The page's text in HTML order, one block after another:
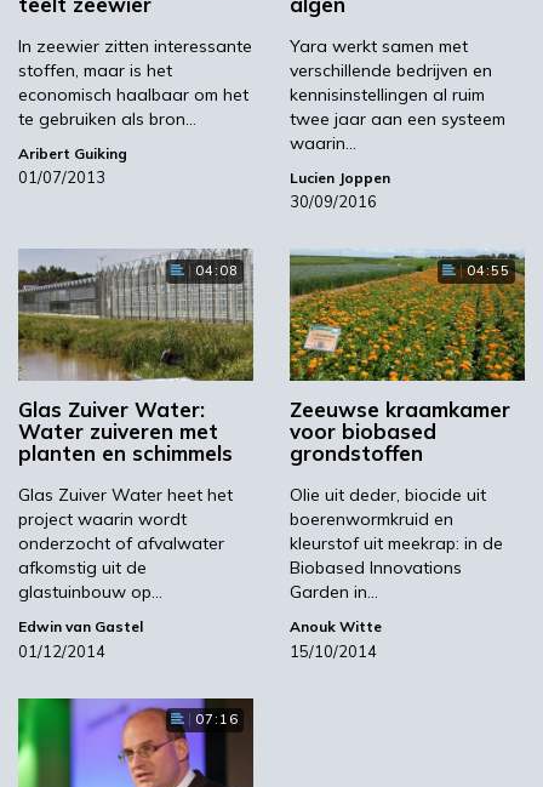
Is het rendabel om die te laten zitten, of moet
je ze juist isoleren en verkopen aan andere
partijen?’
Rode kleur terug
Een belangrijk voordeel van zeewier als
grondstof is dat het niet concurreert met
landbouwgewassen. Maar voordat je wieren
kunt gebruiken, moet je ze kunnen produceren,
is de overtuiging van mede-onderzoeker Jorik
Creemers. Op HZ begeleidt Creemers
onderzoek in opdracht van Seaweed Harvest
Holland naar de reproductie, teelt en oogst
van roodwieren. Roodwieren zijn o.a. een
belangrijke bron van het ingrediënt agar agar,
dat wordt gebruikt als bindmiddel in voedsel.
‘In het SEA Lab van HZ hebben we de wieren
gereproduceerd en in juni zijn deze geplaatst
in de Oosterschelde. Uit de eerste monitoring
was het pigment in de wieren verdwenen,
maar in de natuurlijke omgeving komt de rode
kleur weer terug.’ Interesse in de
In zeewier zitten interessante
stoffen, maar is het
economisch haalbaar om het
te gebruiken als bron…
Aribert Guiking
01/07/2013
Yara werkt samen met
verschillende bedrijven en
kennisinstellingen al ruim
twee jaar aan een systeem
waarin…
Lucien Joppen
30/09/2016
04:08
Glas Zuiver Water:
Water zuiveren met
planten en schimmels
Glas Zuiver Water heet het
project waarin wordt
onderzocht of afvalwater
afkomstig uit de
glastuinbouw op…
Edwin van Gastel
01/12/2014
04:55
Zeeuwse kraamkamer
voor biobased
grondstoffen
Olie uit deder, biocide uit
boerenwormkruid en
kleurstof uit meekrap: in de
Biobased Innovations
Garden in…
Anouk Witte
15/10/2014
07:16